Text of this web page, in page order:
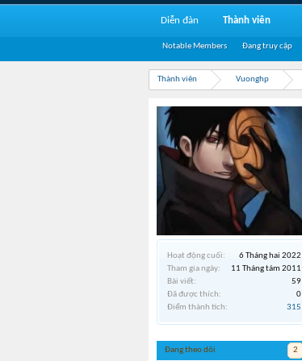
Thành viên Vuonghp
Hoạt động cuối:
6 Tháng hai 2022
Tham gia ngày:
11 Tháng tám 2011
Bài viết:
59
Đã được thích:
0
Điểm thành tích:
315
Đang theo dõi 2
Diễn đàn Thành viên
Notable Members Đang truy cập